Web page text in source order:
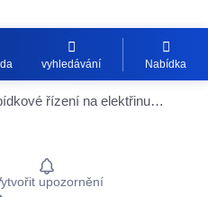
vyhledávání Nabídka
Nabídkové řízení na elektřinu obec Reckendorf
Portlet
upozornění